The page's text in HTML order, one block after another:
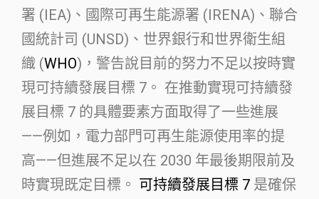
署 (IEA)、國際可再生能源署 (IRENA)、聯合
國統計司 (UNSD)、世界銀行和世界衛生組
織 (WHO)，警告說目前的努力不足以按時實
現可持續發展目標 7。 在推動實現可持續發
展目標 7 的具體要素方面取得了一些進展
——例如，電力部門可再生能源使用率的提
高——但進展不足以在 2030 年最後期限前及
時實現既定目標。 可持續發展目標 7 是確保